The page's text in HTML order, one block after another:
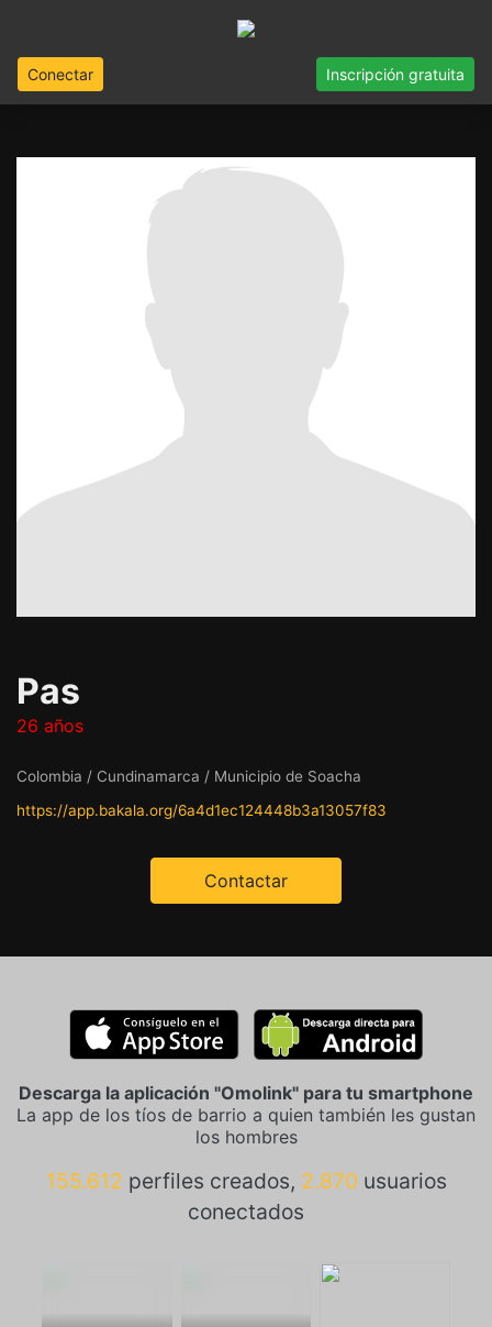
Conectar Inscripción gratuita
Pas
26 años
Colombia / Cundinamarca / Municipio de Soacha
https://app.bakala.org/6a4d1ec124448b3a13057f83
Contactar
Descarga la aplicación "Omolink" para tu smartphone
La app de los tíos de barrio a quien también les gustan
los hombres
155.612 perfiles creados, 2.870 usuarios
conectados